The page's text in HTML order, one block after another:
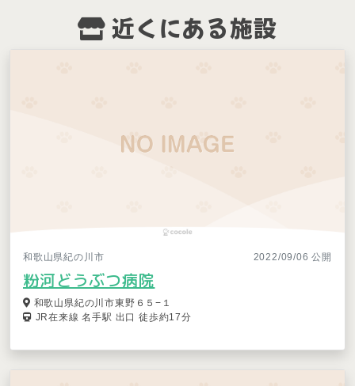
近くにある施設
和歌山県紀の川市 2022/09/06 公開
粉河どうぶつ病院
和歌山県紀の川市東野６５−１
JR在来線 名手駅 出口 徒歩約17分